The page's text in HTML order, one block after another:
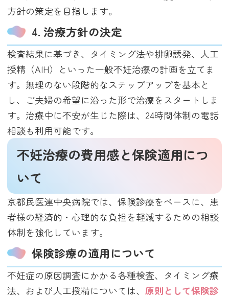
方針の策定を目指します。
4. 治療方針の決定
検査結果に基づき、タイミング法や排卵誘発、人工
授精（AIH）といった一般不妊治療の計画を立てま
す。無理のない段階的なステップアップを基本と
し、ご夫婦の希望に沿った形で治療をスタートしま
す。治療中に不安が生じた際は、24時間体制の電話
相談も利用可能です。
不妊治療の費用感と保険適用につ
いて
京都民医連中央病院では、保険診療をベースに、患
者様の経済的・心理的な負担を軽減するための相談
体制を強化しています。
保険診療の適用について
不妊症の原因調査にかかる各種検査、タイミング療
法、および人工授精については、原則として保険診